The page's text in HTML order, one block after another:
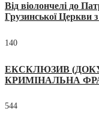
Від віолончелі до
Грузинської
140
ЕКСКЛЮЗИВ
КРИМІНАЛЬНА
544